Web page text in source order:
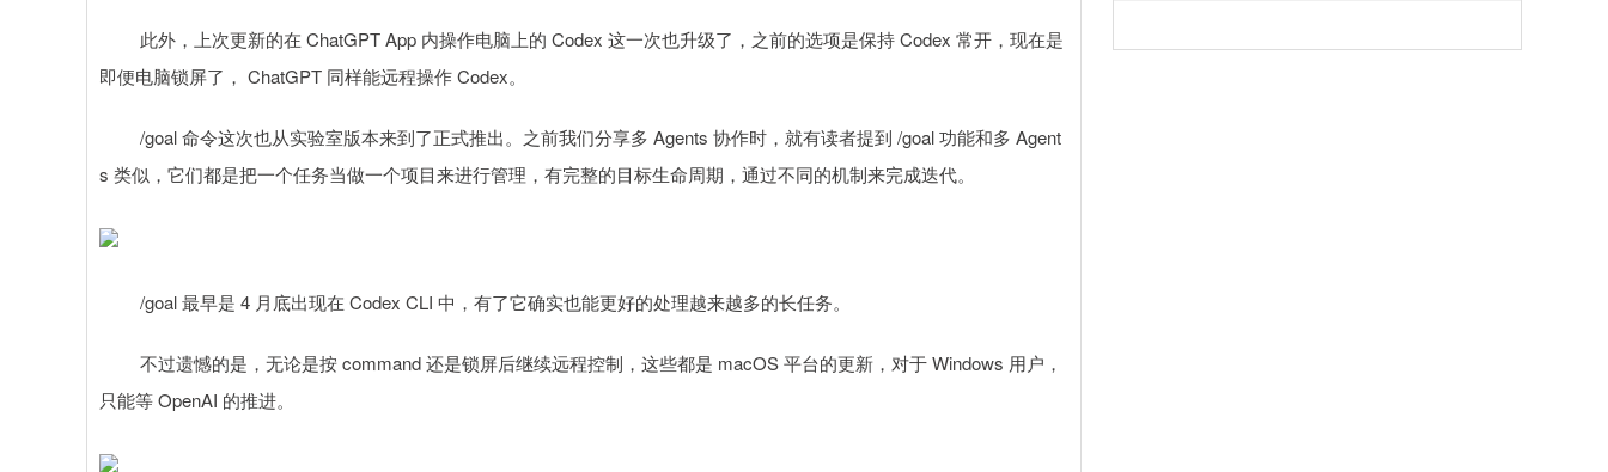
此外，上次更新的在 ChatGPT App 内操作电脑上的 Codex 这一次也升级了，之前的选项是保持 Codex 常开，现在是
即便电脑锁屏了， ChatGPT 同样能远程操作 Codex。
/goal 命令这次也从实验室版本来到了正式推出。之前我们分享多 Agents 协作时，就有读者提到 /goal 功能和多 Agent
s 类似，它们都是把一个任务当做一个项目来进行管理，有完整的目标生命周期，通过不同的机制来完成迭代。
/goal 最早是 4 月底出现在 Codex CLI 中，有了它确实也能更好的处理越来越多的长任务。
不过遗憾的是，无论是按 command 还是锁屏后继续远程控制，这些都是 macOS 平台的更新，对于 Windows 用户，
只能等 OpenAI 的推进。